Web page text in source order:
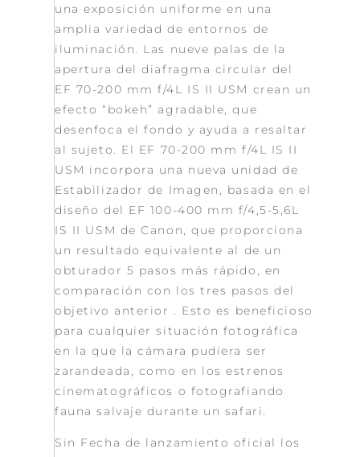
una exposición uniforme en una
amplia variedad de entornos de
iluminación. Las nueve palas de la
apertura del diafragma circular del
EF 70-200 mm f/4L IS II USM crean un
efecto “bokeh” agradable, que
desenfoca el fondo y ayuda a resaltar
al sujeto. El EF 70-200 mm f/4L IS II
USM incorpora una nueva unidad de
Estabilizador de Imagen, basada en el
diseño del EF 100-400 mm f/4,5-5,6L
IS II USM de Canon, que proporciona
un resultado equivalente al de un
obturador 5 pasos más rápido, en
comparación con los tres pasos del
objetivo anterior . Esto es beneficioso
para cualquier situación fotográfica
en la que la cámara pudiera ser
zarandeada, como en los estrenos
cinematográficos o fotografiando
fauna salvaje durante un safari.
Sin Fecha de lanzamiento oficial los